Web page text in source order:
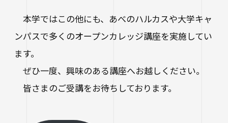
本学ではこの他にも、あべのハルカスや大学キャ
ンパスで多くのオープンカレッジ講座を実施してい
ます。
ぜひ一度、興味のある講座へお越しください。
皆さまのご受講をお待ちしております。